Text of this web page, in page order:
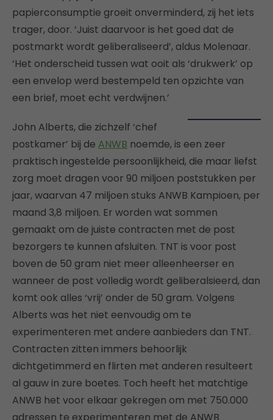
papierconsumptie groeit onverminderd, zij het iets
trager, door. ‘Juist daarvoor is het goed dat de
postmarkt wordt geliberaliseerd’, aldus Molenaar.
‘Het onderscheid tussen wat ooit als ‘drukwerk’ op
een envelop werd bestempeld ten opzichte van
een brief, moet echt verdwijnen.’
John Alberts, die zichzelf ‘chef
postkamer’ bij de ANWB noemde, is een zeer
praktisch ingestelde persoonlijkheid, die maar liefst
zorg moet dragen voor 90 miljoen poststukken per
jaar, waarvan 47 miljoen stuks ANWB Kampioen, per
maand 3,8 miljoen. Er worden wat sommen
gemaakt om de juiste contracten met de post
bezorgers te kunnen afsluiten. TNT is voor post
boven de 50 gram niet meer alleenheerser en
wanneer de post volledig wordt geliberalsieerd, dan
komt ook alles ‘vrij’ onder de 50 gram. Volgens
Alberts was het niet eenvoudig om te
experimenteren met andere aanbieders dan TNT.
Contracten zitten immers behoorlijk
dichtgetimmerd en flirten met anderen resulteert
al gauw in zure boetes. Toch heeft het matchtige
ANWB het voor elkaar gekregen om met 750.000
adressen te experimenteren met de ANWB